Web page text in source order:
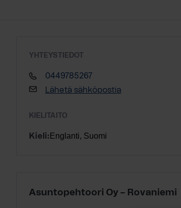
YHTEYSTIEDOT
0449785267
Lähetä sähköpostia
KIELITAITO
Kieli: Englanti, Suomi
Asuntopehtoori Oy – Rovaniemi